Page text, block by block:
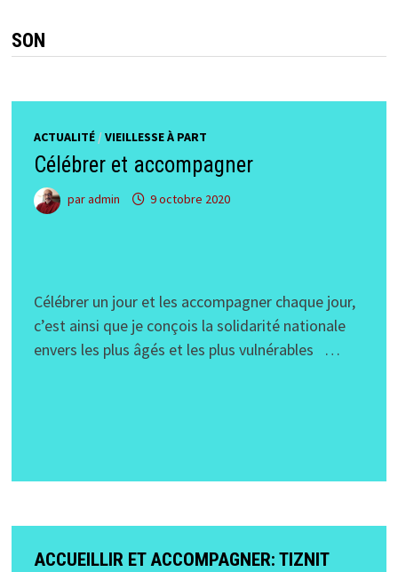
SON
ACTUALITÉ/VIEILLESSE À PART
Célébrer et accompagner
paradmin 9 octobre 2020
Célébrer un jour et les accompagner chaque jour,
c’est ainsi que je conçois la solidarité nationale
envers les plus âgés et les plus vulnérables …
ACCUEILLIR ET ACCOMPAGNER: TIZNIT